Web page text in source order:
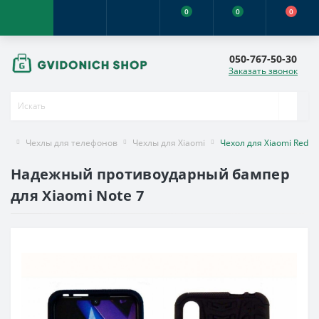
0 0 0
050-767-50-30
Заказать звонок
Чехлы для телефонов Чехлы для Xiaomi Чехол для Xiaomi
Надежный противоударный бампер
для Xiaomi Note 7